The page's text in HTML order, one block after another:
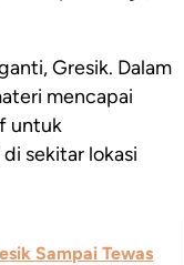
Gresik. Dalam
mencapai
untuk
sekitar lokasi
Sampai Tewas